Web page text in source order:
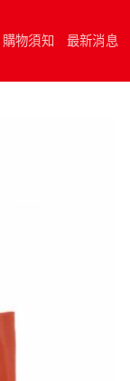
購物須知 最新消息